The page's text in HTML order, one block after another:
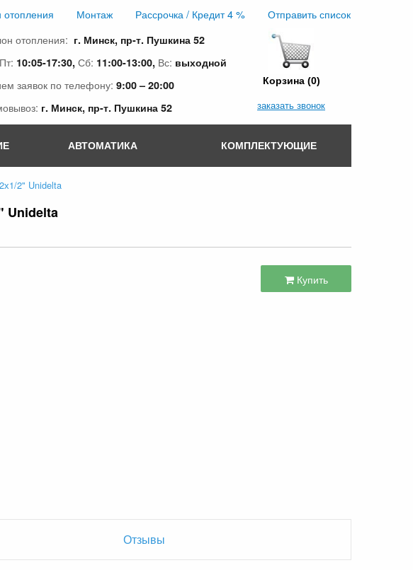
Монтаж Рассрочка / Кредит 4 % Отправить список
отопления: г. Минск, пр-т. Пушкина 52
10:05-17:30, Сб: 11:00-13:00, Вс: выходной
заявок по телефону: 9:00 – 20:00
г. Минск, пр-т. Пушкина 52
Корзина (0)
заказать звонок
АВТОМАТИКА КОМПЛЕКТУЮЩИЕ
2" Unidelta
Unidelta
Купить
Отзывы